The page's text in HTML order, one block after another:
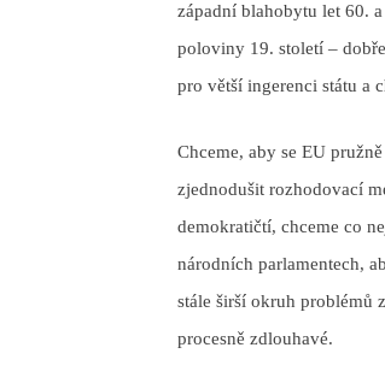
západní blahobytu let 60.
poloviny 19. století –
pro větší ingerenci státu a
Chceme, aby se EU
zjednodušit rozhodovací
demokratičtí, chceme co
národních parlamentech,
stále širší okruh problémů
procesně zdlouhavé.